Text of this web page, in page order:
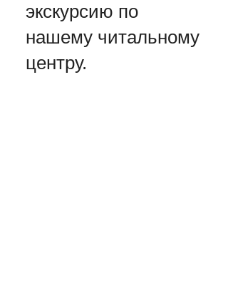
экскурсию по
нашему читальному
центру.